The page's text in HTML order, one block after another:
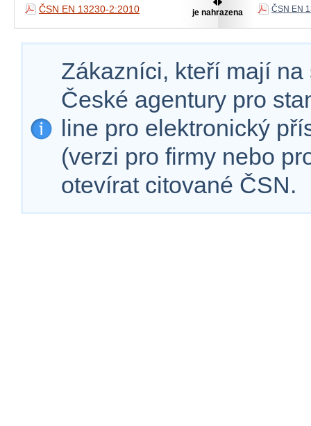
ČSN EN 13230-2:2010 je nahrazena ČSN EN
Zákazníci, kteří mají
České agentury pro
line pro elektronický
(verzi pro firmy nebo
otevírat citované ČSN.